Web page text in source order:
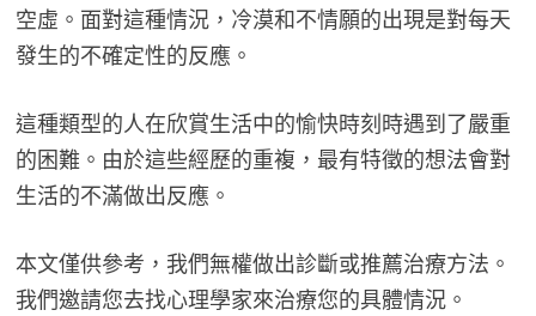
空虛。面對這種情況，冷漠和不情願的出現是對每天
發生的不確定性的反應。
這種類型的人在欣賞生活中的愉快時刻時遇到了嚴重
的困難。由於這些經歷的重複，最有特徵的想法會對
生活的不滿做出反應。
本文僅供參考，我們無權做出診斷或推薦治療方法。
我們邀請您去找心理學家來治療您的具體情況。